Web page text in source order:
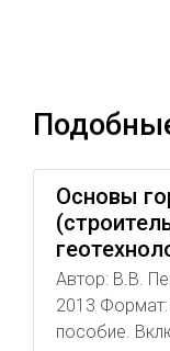
Основы
Автор: В.В.
2013
пособие.